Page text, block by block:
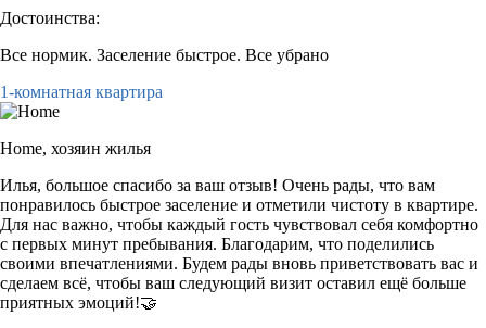
Достоинства:
Все нормик. Заселение быстрое. Все убрано
1-комнатная квартира
Home, хозяин жилья
Илья, большое спасибо за ваш отзыв! Очень рады, что вам
понравилось быстрое заселение и отметили чистоту в квартире.
Для нас важно, чтобы каждый гость чувствовал себя комфортно
с первых минут пребывания. Благодарим, что поделились
своими впечатлениями. Будем рады вновь приветствовать вас и
сделаем всё, чтобы ваш следующий визит оставил ещё больше
приятных эмоций!🤝